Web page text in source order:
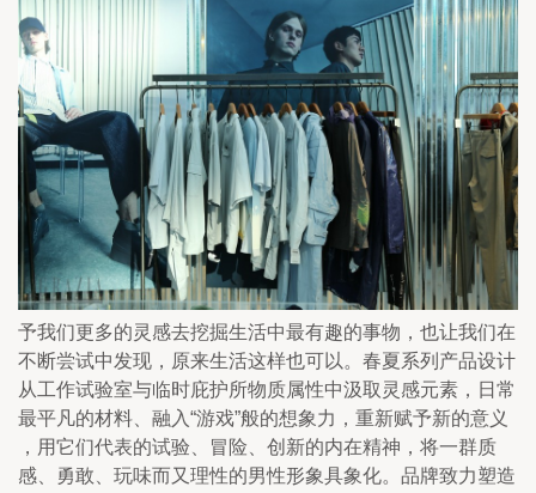
予我们更多的灵感去挖掘生活中最有趣的事物，也让我们在
不断尝试中发现，原来生活这样也可以。春夏系列产品设计
从工作试验室与临时庇护所物质属性中汲取灵感元素，日常
最平凡的材料、融入“游戏”般的想象力，重新赋予新的意义
，用它们代表的试验、冒险、创新的内在精神，将一群质
感、勇敢、玩味而又理性的男性形象具象化。品牌致力塑造